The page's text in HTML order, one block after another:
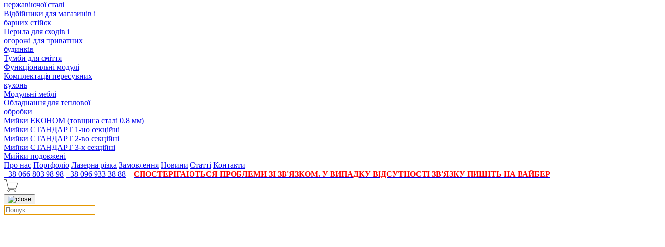
нержавіючої сталі
Відбійники для магазинів і
барних стійок
Перила для сходів і
огорожі для приватних
будинків
Тумби для сміття
Функціональні модулі
Комплектація пересувних
кухонь
Модульні меблі
Обладнання для теплової
обробки
Мийки ЕКОНОМ (товщина сталі 0.8 мм)
Мийки СТАНДАРТ 1-но секційні
Мийки СТАНДАРТ 2-во секційні
Мийки СТАНДАРТ 3-х секційні
Мийки подовжені
Про нас Портфоліо Лазерна різка Замовлення Новини Статті Контакти
+38 066 803 98 98 +38 096 933 38 88 СПОСТЕРІГАЮТЬСЯ ПРОБЛЕМИ ЗІ ЗВ'ЯЗКОМ. У ВИПАДКУ ВІДСУТНОСТІ ЗВ'ЯЗКУ ПИШІТЬ НА ВАЙБЕР